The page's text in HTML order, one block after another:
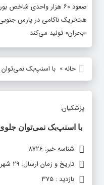
صعود ۶۰ هزار واحدی شاخص بورس
هت‌تریک ناکامی در پارس
«بحران» تولید می‌کند
خانه» با اسنپ‌بک
پزشکیان:
با اسنپ‌بک نمی‌توان
شناسه خبر: 8726
تاریخ و زمان ارسال: 29 شهریور 1404 ساعت 04:44
بازدید : 375